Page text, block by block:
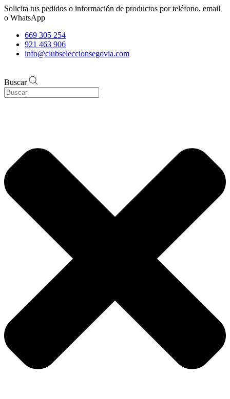
Solicita tus pedidos o información de productos por teléfono, email
o WhatsApp
669 305 254
921 463 906
info@clubseleccionsegovia.com
Buscar